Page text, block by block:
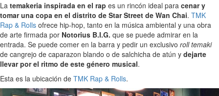
La temakeria inspirada en el rap es un rincón ideal para cenar y
tomar una copa en el distrito de Star Street de Wan Chai. TMK
Rap & Rolls ofrece hip-hop, tanto en la música ambiental y una obra
de arte firmada por Notorius B.I.G. que se puede admirar en la
entrada. Se puede comer en la barra y pedir un exclusivo roll temaki
de cangrejo de caparazon blando o de salchicha de atún y dejarte
llevar por el ritmo de este género musical.
Esta es la ubicación de TMK Rap & Rolls.